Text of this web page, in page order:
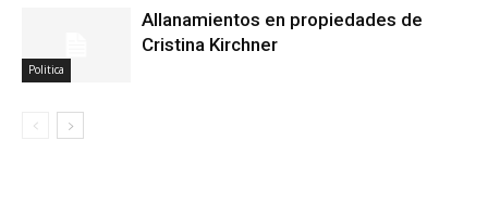
Politica
Allanamientos en propiedades de
Cristina Kirchner